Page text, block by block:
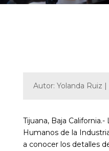
Autor: Yolanda Ruiz
Tijuana, Baja
Humanos de la
a conocer los detalles